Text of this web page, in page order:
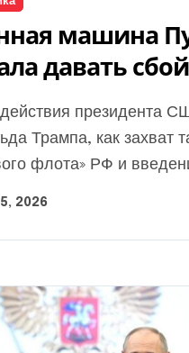
машина
давать
Трампа, как захват
флота» РФ и
2026